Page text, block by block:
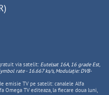
via satelit: Eutelsat 16A, 16 grade Est,
rate - 16.667 ks/s, Modulație: DVB-
emisie TV pe satelit: canalele Alfa
Omega TV editeaza, la fiecare doua luni,